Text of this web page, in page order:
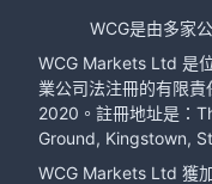
WCG是由多家
WCG Markets Ltd 是
業公司法注冊的有限
2020。註冊地址是：
Ground, Kingstown,
WCG Markets Ltd 獲